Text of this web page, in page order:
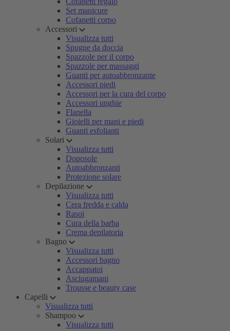
Set manicure
Cofanetti corpo
Accessori
Visualizza tutti
Spugne da doccia
Spazzole per il corpo
Spazzole per massaggi
Guanti per autoabbronzante
Accessori piedi
Accessori per la cura del corpo
Accessori unghie
Flanella
Gioielli per mani e piedi
Guanti esfolianti
Solari
Visualizza tutti
Doposole
Autoabbronzanti
Protezione solare
Depilazione
Visualizza tutti
Cera fredda e calda
Rasoi
Cura della barba
Crema depilatoria
Bagno
Visualizza tutti
Accessori bagno
Accappatoi
Asciugamani
Trousse e beauty case
Capelli
Visualizza tutti
Shampoo
Visualizza tutti